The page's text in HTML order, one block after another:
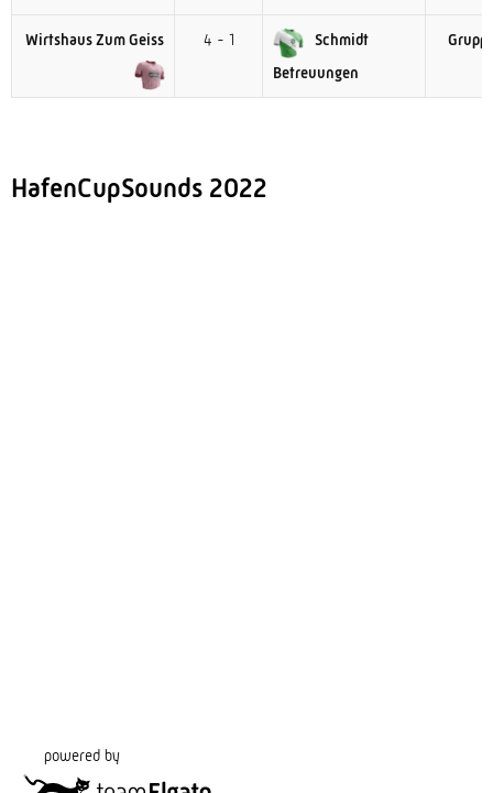
Wirtshaus Zum Geiss 4 - 1
Schmidt
Betreuungen
HafenCupSounds 2022
powered by